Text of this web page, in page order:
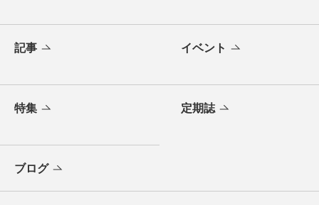
記事 イベント
特集 定期誌
ブログ